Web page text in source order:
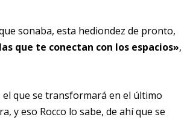
sonaba, esta hediondez de pronto,
que te conectan con los espacios»,
que se transformará en el último
y eso Rocco lo sabe, de ahí que se